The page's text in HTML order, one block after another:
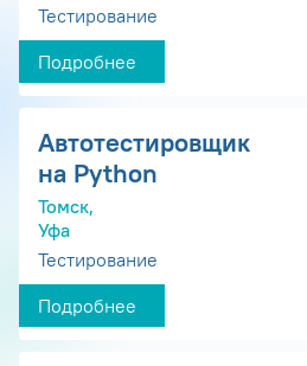
Тестирование
Подробнее
Автотестировщик
на Python
Томск,
Уфа
Тестирование
Подробнее